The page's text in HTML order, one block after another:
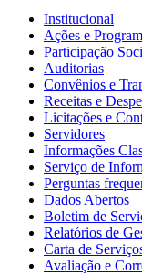
Institucional
Ações e
Participação
Auditorias
Convênios e
Receitas e
Licitações e
Servidores
Informações
Serviço de
Perguntas
Dados Abertos
Boletim de
Relatórios de
Carta de
Avaliação e